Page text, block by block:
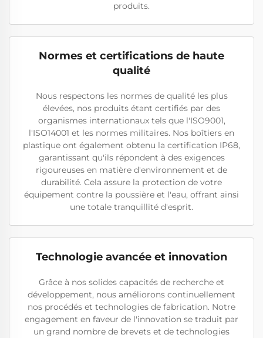
produits.
Normes et certifications de haute
qualité
Nous respectons les normes de qualité les plus
élevées, nos produits étant certifiés par des
organismes internationaux tels que l'ISO9001,
l'ISO14001 et les normes militaires. Nos boîtiers en
plastique ont également obtenu la certification IP68,
garantissant qu'ils répondent à des exigences
rigoureuses en matière d'environnement et de
durabilité. Cela assure la protection de votre
équipement contre la poussière et l'eau, offrant ainsi
une totale tranquillité d'esprit.
Technologie avancée et innovation
Grâce à nos solides capacités de recherche et
développement, nous améliorons continuellement
nos procédés et technologies de fabrication. Notre
engagement en faveur de l'innovation se traduit par
un grand nombre de brevets et de technologies